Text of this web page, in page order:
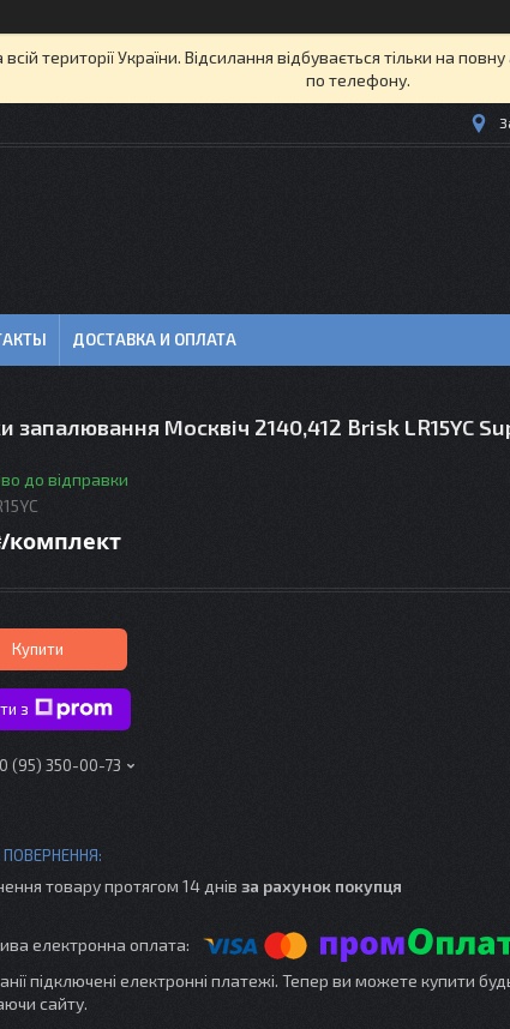
території України. Відсилання відбувається тільки на
по телефону.
ДОСТАВКА И ОПЛАТА
запалювання Москвіч 2140,412 Brisk LR15YC
до відправки
комплект
Купити
з
(95) 350-00-73
товару протягом 14 днів за рахунок покупця
підключені електронні платежі. Тепер ви можете купити
сайту.